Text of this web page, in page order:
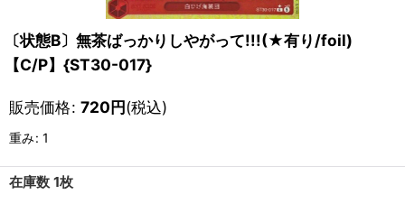
〔状態B〕無茶ばっかりしやがって!!!(★有り/foil)
【C/P】{ST30-017}
販売価格: 720円(税込)
重み: 1
在庫数 1枚